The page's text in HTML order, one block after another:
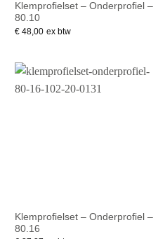
Klemprofielset – Onderprofiel –
80.10
€48,00 ex btw
Klemprofielset – Onderprofiel –
80.16